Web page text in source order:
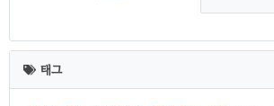
최
근
글
태그